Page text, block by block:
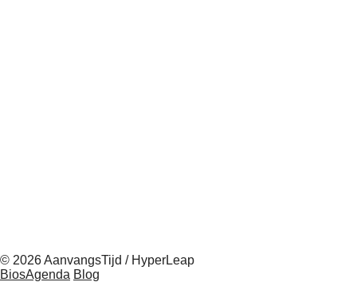
© 2026 AanvangsTijd / HyperLeap
BiosAgenda Blog